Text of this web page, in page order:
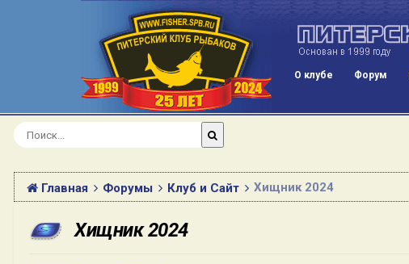
О клубе Форум
Главная Форумы Клуб и Сайт Хищник 2024
Хищник 2024